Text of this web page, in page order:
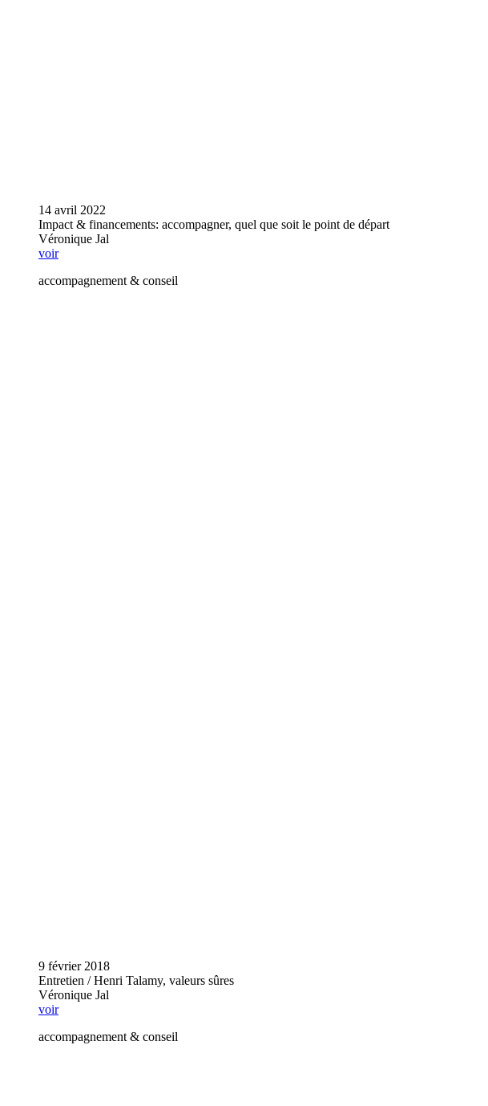
14 avril 2022
Impact & financements: accompagner, quel que soit le point de départ
Véronique Jal
voir
accompagnement & conseil
9 février 2018
Entretien / Henri Talamy, valeurs sûres
Véronique Jal
voir
accompagnement & conseil